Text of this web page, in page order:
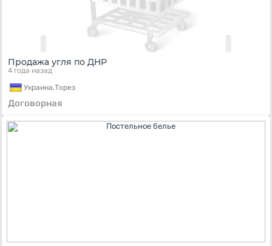
Продажа угля по ДНР
4 года назад
Украина,Торез
Договорная